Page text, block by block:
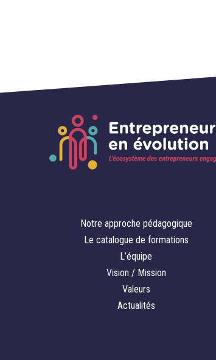
Notre approche pédagogique
Le catalogue de formations
L’équipe
Vision / Mission
Valeurs
Actualités